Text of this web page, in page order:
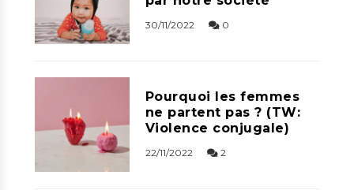
30/11/2022 0
Pourquoi les femmes
ne partent pas ? (TW:
Violence conjugale)
22/11/2022 2